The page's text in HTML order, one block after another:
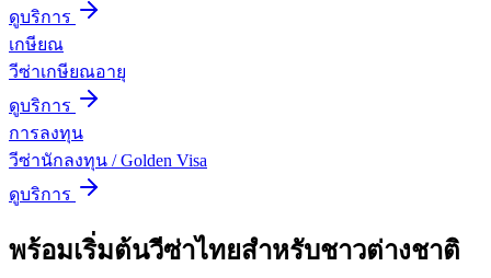
ดูบริการ
เกษียณ
วีซ่าเกษียณอายุ
ดูบริการ
การลงทุน
วีซ่านักลงทุน / Golden Visa
ดูบริการ
พร้อมเริ่มต้นวีซ่าไทยสำหรับชาวต่างชาติ